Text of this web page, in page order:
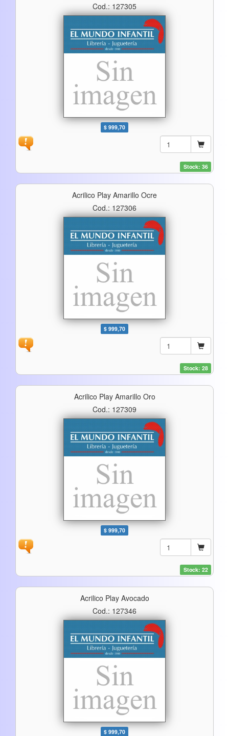
Cod.: 127305
$ 999,70
Stock: 36
Acrilico Play Amarillo Ocre
Cod.: 127306
$ 999,70
Stock: 28
Acrilico Play Amarillo Oro
Cod.: 127309
$ 999,70
Stock: 22
Acrilico Play Avocado
Cod.: 127346
$ 999,70